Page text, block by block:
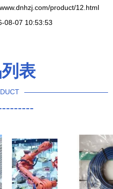
product/12.html
08-07 10:53:53
表